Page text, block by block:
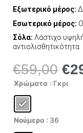
Εξωτερικό μέρος:
Εσωτερικό μέρος:
Σόλα: Λάστιχο
αντιολισθητικότητα
€59,00 €
Χρώματα : Γκρι
Νούμερο : 36
Childrenland
Παιδικά
Γκρι
ποσότητα